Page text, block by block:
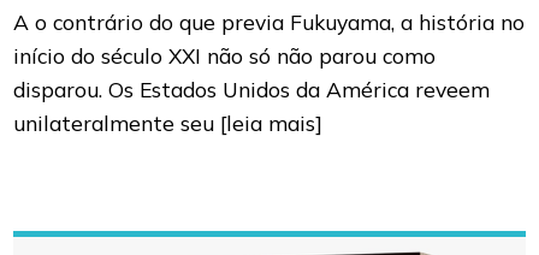
A o contrário do que previa Fukuyama, a história no
início do século XXI não só não parou como
disparou. Os Estados Unidos da América reveem
unilateralmente seu [leia mais]